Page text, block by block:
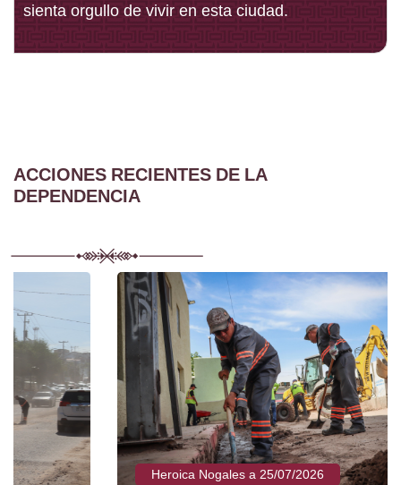
sienta orgullo de vivir en esta ciudad.
ACCIONES RECIENTES DE LA
DEPENDENCIA
Heroica Nogales a 25/07/2026